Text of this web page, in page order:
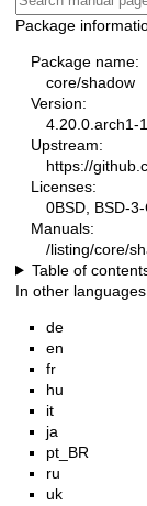
Package
Package name:
core/shadow
Version:
4.20.0.arch1-1
Upstream:
https://
Licenses:
0BSD, BSD-
Manuals:
/listing/core/
Table of
In other
de
en
fr
hu
it
ja
pt_BR
ru
uk